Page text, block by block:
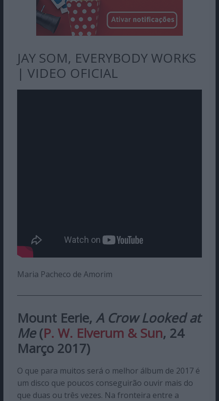
JAY SOM, EVERYBODY WORKS
| VIDEO OFICIAL
Maria Pacheco de Amorim
Mount Eerie, A Crow Looked at
Me(P. W. Elverum & Sun, 24
Março 2017)
O que para muitos será o melhor álbum de 2017 é
um disco que poucos conseguirão ouvir mais do
que duas ou três vezes. Na fronteira entre a